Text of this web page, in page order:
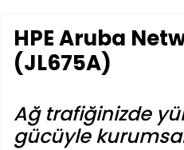
HPE Aruba
(JL675A)
Ağ trafiğinizde
gücüyle